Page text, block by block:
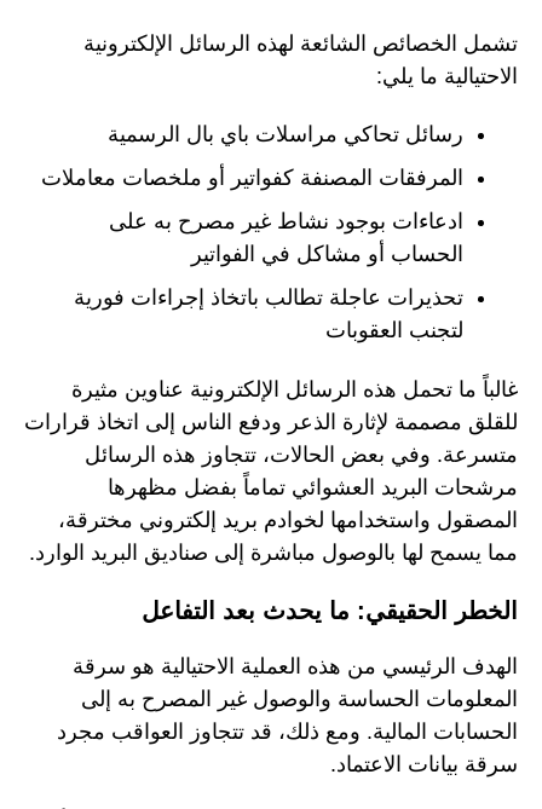
تشمل الخصائص الشائعة لهذه الرسائل الإلكترونية
الاحتيالية ما يلي:
رسائل تحاكي مراسلات باي بال الرسمية
المرفقات المصنفة كفواتير أو ملخصات معاملات
ادعاءات بوجود نشاط غير مصرح به على
الحساب أو مشاكل في الفواتير
تحذيرات عاجلة تطالب باتخاذ إجراءات فورية
لتجنب العقوبات
غالباً ما تحمل هذه الرسائل الإلكترونية عناوين مثيرة
للقلق مصممة لإثارة الذعر ودفع الناس إلى اتخاذ قرارات
متسرعة. وفي بعض الحالات، تتجاوز هذه الرسائل
مرشحات البريد العشوائي تماماً بفضل مظهرها
المصقول واستخدامها لخوادم بريد إلكتروني مخترقة،
مما يسمح لها بالوصول مباشرة إلى صناديق البريد الوارد.
الخطر الحقيقي: ما يحدث بعد التفاعل
الهدف الرئيسي من هذه العملية الاحتيالية هو سرقة
المعلومات الحساسة والوصول غير المصرح به إلى
الحسابات المالية. ومع ذلك، قد تتجاوز العواقب مجرد
سرقة بيانات الاعتماد.